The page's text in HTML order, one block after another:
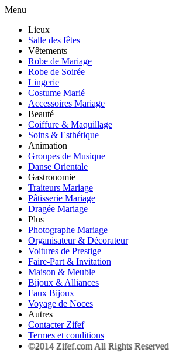
Menu
Lieux
Salle des fêtes
Vêtements
Robe de Mariage
Robe de Soirée
Lingerie
Costume Marié
Accessoires Mariage
Beauté
Coiffure & Maquillage
Soins & Esthétique
Animation
Groupes de Musique
Danse Orientale
Gastronomie
Traiteurs Mariage
Pâtisserie Mariage
Dragée Mariage
Plus
Photographe Mariage
Organisateur & Décorateur
Voitures de Prestige
Faire-Part & Invitation
Maison & Meuble
Bijoux & Alliances
Faux Bijoux
Voyage de Noces
Autres
Contacter Zifef
Termes et conditions
©2014 Zifef.com All Rights Reserved